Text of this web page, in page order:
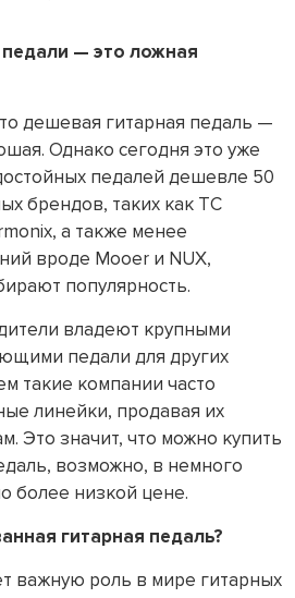
— это ложная
дешевая гитарная педаль —
Однако сегодня это уже
педалей дешевле 50
брендов, таких как TC
а также менее
вроде Mooer и NUX,
популярность.
владеют крупными
педали для других
такие компании часто
линейки, продавая их
Это значит, что можно купить
возможно, в немного
более низкой цене.
гитарная педаль?
важную роль в мире гитарных